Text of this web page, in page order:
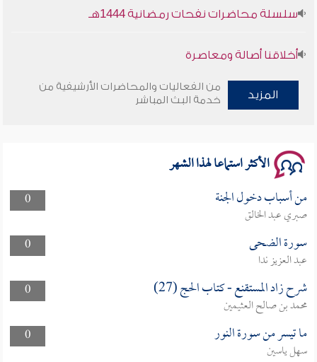
سلسلة محاضرات نفحات رمضانية 1444هـ
أخلاقنا أصالة ومعاصرة
وأمنهم من خوف 9
المزيد
من الفعاليات والمحاضرات الأرشيفية من
خدمة البث المباشر
الأكثر استماعا لهذا الشهر
0 من أسباب دخول الجنة
صبري عبد الخالق
0
سورة الضحى
عبد العزيز ندا
0
شرح زاد المستقنع - كتاب الحج (27)
محمد بن صالح العثيمين
0
ما تيسر من سورة النور
سهل ياسين